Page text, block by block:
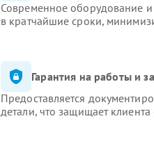
Современное оборудование и
в кратчайшие сроки,
Гарантия на работы и
Предоставляется
детали, что защищает